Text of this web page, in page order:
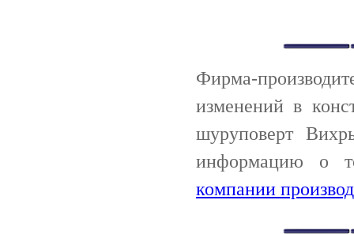
Фирма-
изменений в
шуруповерт
информацию о
компании